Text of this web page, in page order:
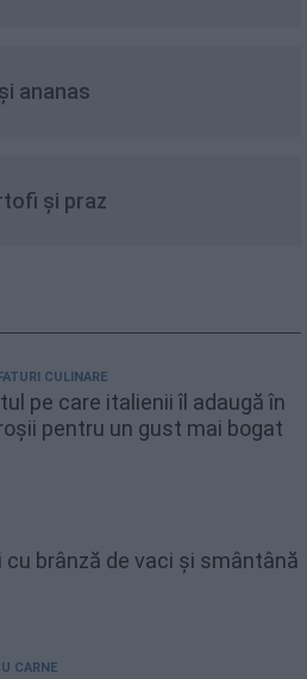
ananas
și praz
CULINARE
pe care italienii îl adaugă în
pentru un gust mai bogat
cu brânză de vaci și smântână
CARNE